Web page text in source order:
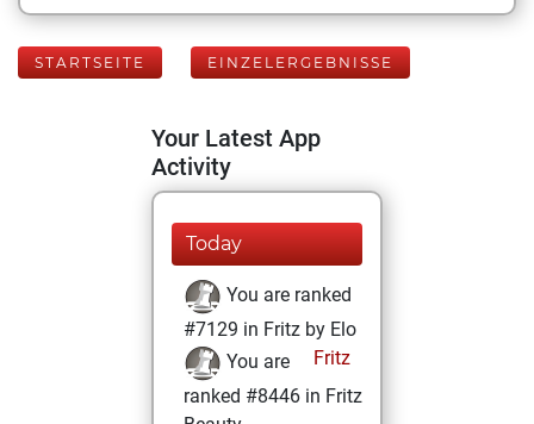
STARTSEITE EINZELERGEBNISSE
Your Latest App
Activity
Today
You are ranked
#7129 in Fritz by Elo
Fritz
You are
ranked #8446 in Fritz